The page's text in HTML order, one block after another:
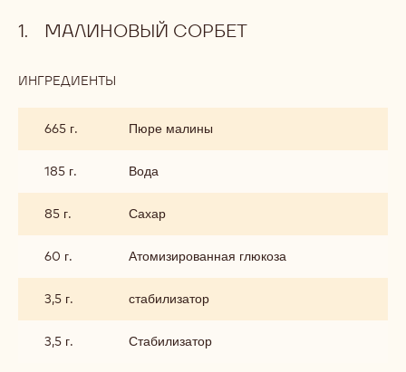
МАЛИНОВЫЙ СОРБЕТ
ИНГРЕДИЕНТЫ
665 г.
Пюре малины
185 г. Вода
85 г. Сахар
60 г. Атомизированная глюкоза
3,5 г. стабилизатор
3,5 г. Стабилизатор